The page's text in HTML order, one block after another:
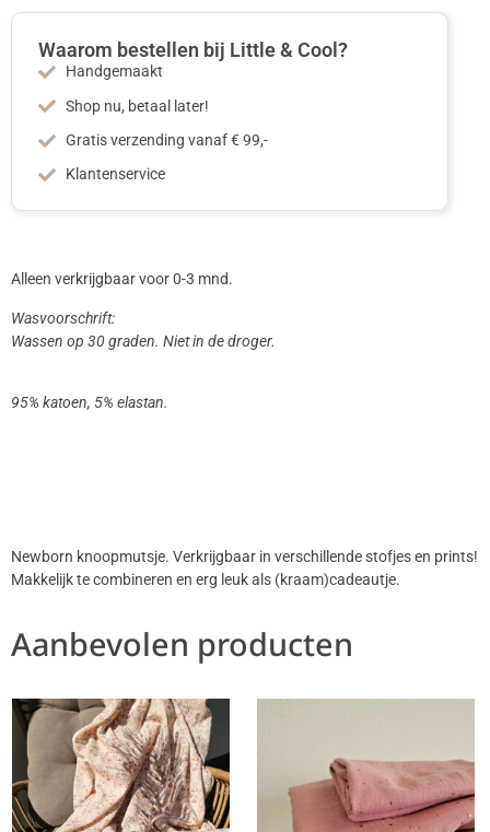
Waarom bestellen bij Little & Cool?
Handgemaakt
Shop nu, betaal later!
Gratis verzending vanaf € 99,-
Klantenservice
Alleen verkrijgbaar voor 0-3 mnd.
Wasvoorschrift:
Wassen op 30 graden. Niet in de droger.
95% katoen, 5% elastan.
Newborn knoopmutsje. Verkrijgbaar in verschillende stofjes en prints!
Makkelijk te combineren en erg leuk als (kraam)cadeautje.
Aanbevolen producten